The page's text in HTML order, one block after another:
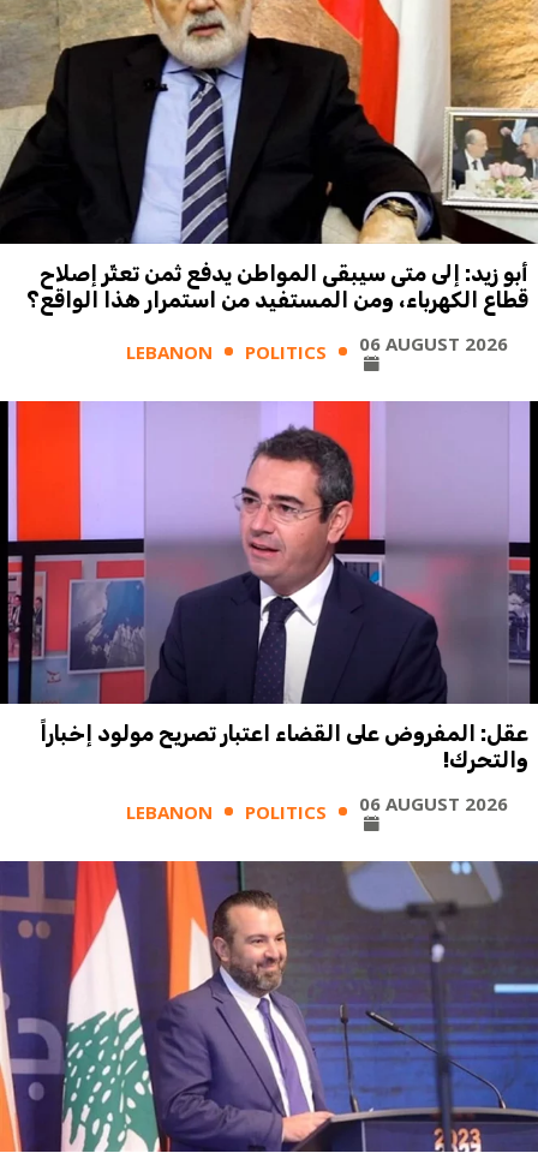
أبو زيد: إلى متى سيبقى المواطن يدفع ثمن تعثّر إصلاح
قطاع الكهرباء، ومن المستفيد من استمرار هذا الواقع؟
LEBANON POLITICS 06 AUGUST 2026
عقل: المفروض على القضاء اعتبار تصريح مولود إخباراً
والتحرك!
LEBANON POLITICS 06 AUGUST 2026